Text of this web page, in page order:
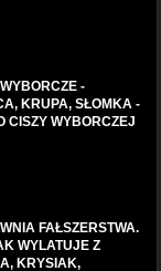
-
KRUPA, SŁOMKA -
CISZY WYBORCZEJ
FAŁSZERSTWA.
WYLATUJE Z
KRYSIAK,